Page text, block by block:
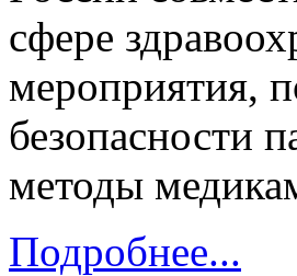
сфере
мероприятия,
безопасности
методы
Подробнее...